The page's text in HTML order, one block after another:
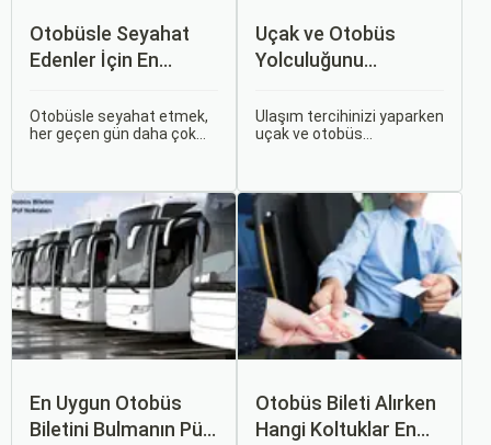
Otobüsle Seyahat
Edenler İçin En
İpuçları
Otobüsle seyahat etmek,
her geçen gün daha çok
İçin En Konforlu Rotalar ve
İpuçları başlıklı bu
rehberde, otobüs
yolculuğunuzu konforlu ve
keyifli hale getirmek için
bilmeniz gereken her şeyi
bulacaksınız.
Uçak ve Otobüs
Yolculuğunu
Sizin İçin Uygun?
Ulaşım tercihinizi yaparken
uçak ve otobüs
ihtiyaçlara hitap eden,
çeşitli avantajlar ve
dezavantajlar sunar.
En Uygun Otobüs
Biletini Bulmanın Püf
Otobüs Bileti Alırken
Hangi Koltuklar En